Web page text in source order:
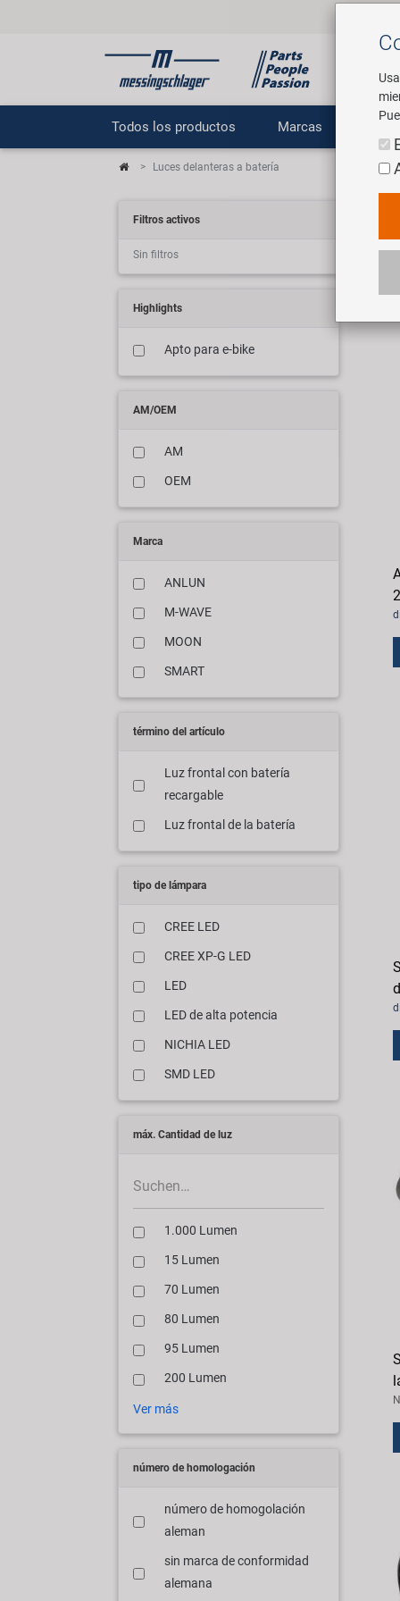
Todos los productos Marcas
Luces delanteras a batería
Filtros activos
Sin filtros
Highlights
Apto para e-bike
AM/OEM
AM
OEM
Marca
ANLUN
M-WAVE
MOON
SMART
término del artículo
Luz frontal con batería
recargable
Luz frontal de la batería
tipo de lámpara
CREE LED
CREE XP-G LED
LED
LED de alta potencia
NICHIA LED
SMD LED
máx. Cantidad de luz
1.000 Lumen
15 Lumen
70 Lumen
80 Lumen
95 Lumen
200 Lumen
Ver más
número de homologación
número de homogolación
aleman
sin marca de conformidad
alemana